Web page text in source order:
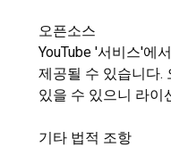
오픈소스
YouTube '서비스'에
제공될 수 있습니다.
있을 수 있으니 라
기타 법적 조항